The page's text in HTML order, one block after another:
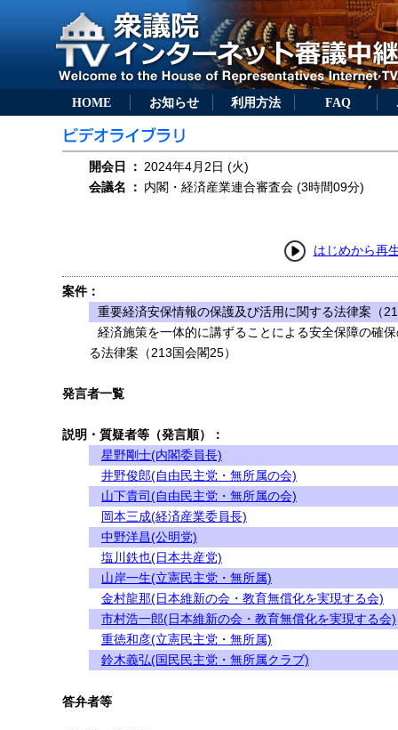
HOME お知らせ 利用方法 FAQ
開会日 ： 2024年4月2日 (火)
会議名
： 内閣・経済産業連合審査会 (3時間09分)
はじめから再
案件：
重要経済安保情報の保護及び活用に関する法律案（
経済施策を一体的に講ずることによる安全保障の確
る法律案（213国会閣25）
発言者一覧
説明・質疑者等（発言順）：
星野剛士(内閣委員長)
井野俊郎(自由民主党・無所属の会)
山下貴司(自由民主党・無所属の会)
岡本三成(経済産業委員長)
中野洋昌(公明党)
塩川鉄也(日本共産党)
山岸一生(立憲民主党・無所属)
金村龍那(日本維新の会・教育無償化を実現する会)
市村浩一郎(日本維新の会・教育無償化を実現する会)
重徳和彦(立憲民主党・無所属)
鈴木義弘(国民民主党・無所属クラブ)
答弁者等